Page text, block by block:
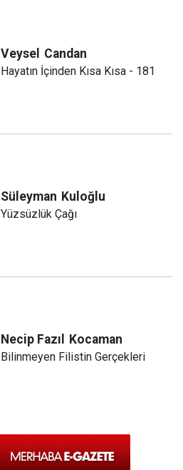
Veysel Candan
Hayatın İçinden Kısa Kısa - 181
Süleyman Kuloğlu
Yüzsüzlük Çağı
Necip Fazıl Kocaman
Bilinmeyen Filistin Gerçekleri